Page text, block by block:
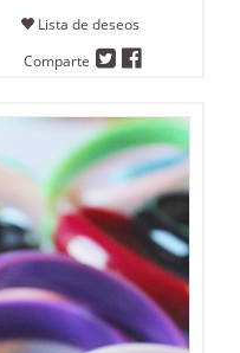
Lista de deseos
Comparte